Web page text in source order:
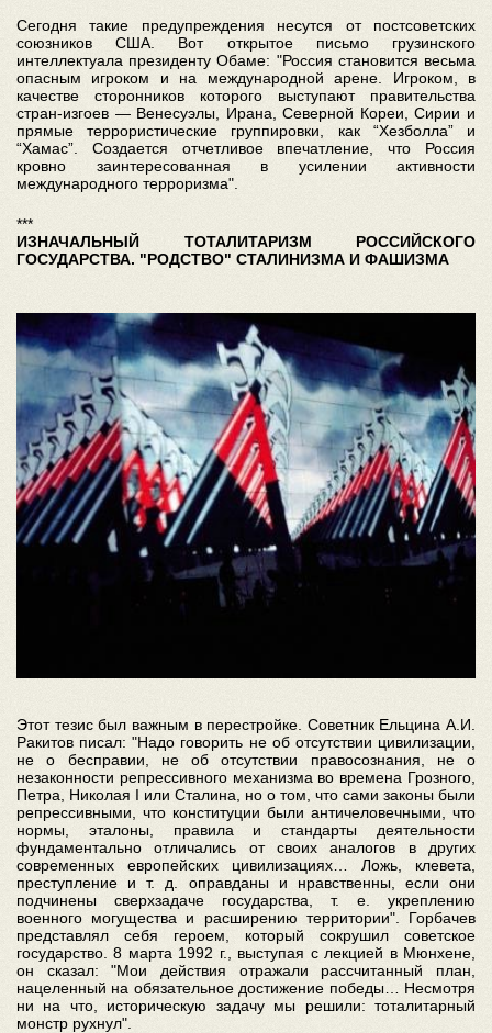
Сегодня такие предупреждения несутся от постсоветских
союзников США. Вот открытое письмо грузинского
интеллектуала президенту Обаме: "Россия становится весьма
опасным игроком и на международной арене. Игроком, в
качестве сторонников которого выступают правительства
стран-изгоев — Венесуэлы, Ирана, Северной Кореи, Сирии и
прямые террористические группировки, как “Хезболла” и
“Хамас”. Создается отчетливое впечатление, что Россия
кровно заинтересованная в усилении активности
международного терроризма".
***
ИЗНАЧАЛЬНЫЙ ТОТАЛИТАРИЗМ РОССИЙСКОГО
ГОСУДАРСТВА. "РОДСТВО" СТАЛИНИЗМА И ФАШИЗМА
Этот тезис был важным в перестройке. Советник Ельцина А.И.
Ракитов писал: "Надо говорить не об отсутствии цивилизации,
не о бесправии, не об отсутствии правосознания, не о
незаконности репрессивного механизма во времена Грозного,
Петра, Николая I или Сталина, но о том, что сами законы были
репрессивными, что конституции были античеловечными, что
нормы, эталоны, правила и стандарты деятельности
фундаментально отличались от своих аналогов в других
современных европейских цивилизациях… Ложь, клевета,
преступление и т. д. оправданы и нравственны, если они
подчинены сверхзадаче государства, т. е. укреплению
военного могущества и расширению территории". Горбачев
представлял себя героем, который сокрушил советское
государство. 8 марта 1992 г., выступая с лекцией в Мюнхене,
он сказал: "Мои действия отражали рассчитанный план,
нацеленный на обязательное достижение победы… Несмотря
ни на что, историческую задачу мы решили: тоталитарный
монстр рухнул".